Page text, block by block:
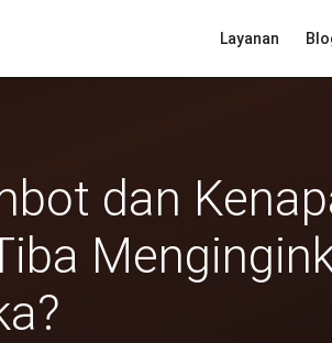
Layanan
dan